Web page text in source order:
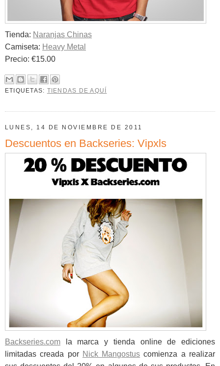
Tienda: Naranjas Chinas
Camiseta: Heavy Metal
Precio: €15.00
ETIQUETAS: TIENDAS DE AQUÍ
LUNES, 14 DE NOVIEMBRE DE 2011
Descuentos en Backseries: Vipxls
Backseries.com la marca y tienda online de ediciones
limitadas creada por Nick Mangostus comienza a realizar